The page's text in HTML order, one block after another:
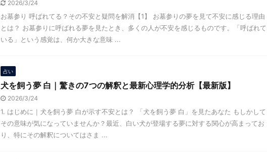
2026/3/24
お墓参り 呼ばれてる？その不安と疑問を解消【1】 お墓参りの夢を見て不安に感じる理由
とは？ お墓参りに呼ばれる夢を見たとき、多くの人が不安を感じるものです。「呼ばれて
いる」という感覚は、何か大きな意味 ...
占い
犬を飼う夢 白｜驚きの7つの解釈と最新心理学的分析【最新版】
2026/3/24
1. はじめに｜犬を飼う夢 白が示す不安とは？ 「犬を飼う夢 白」を見たあなた もしかして
その意味が気になっていませんか？最近、白い犬が登場する夢に対する関心が高まってお
り、特にその解釈についてはさま ...